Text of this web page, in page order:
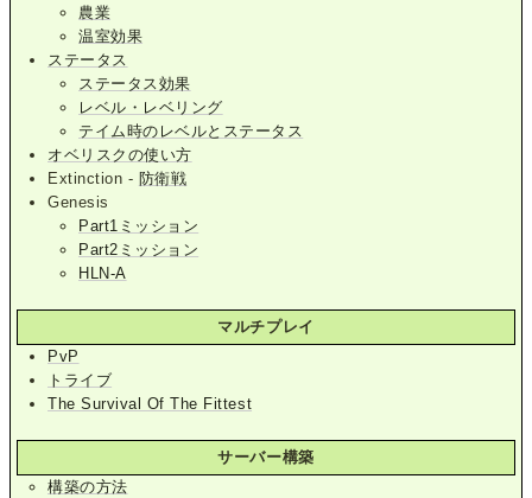
農業
温室効果
ステータス
ステータス効果
レベル・レベリング
テイム時のレベルとステータス
オベリスクの使い方
Extinction - 防衛戦
Genesis
Part1ミッション
Part2ミッション
HLN-A
マルチプレイ
PvP
トライブ
The Survival Of The Fittest
サーバー構築
構築の方法